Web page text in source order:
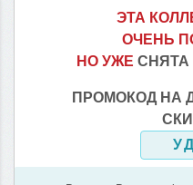
ЭТА
ОЧЕНЬ
НО УЖЕ СНЯТА
ПРОМОКОД НА